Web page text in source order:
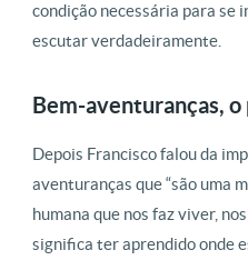
condição necessária para se
escutar verdadeiramente.
Bem-aventuranças,
Depois Francisco falou da
aventuranças que “são uma
humana que nos faz viver,
significa ter aprendido onde